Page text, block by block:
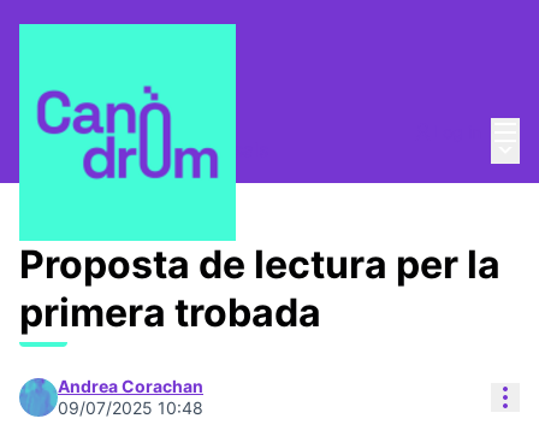
Club de lectura Proposals
Proposta de lectura per la
primera trobada
Andrea Corachan
09/07/2025 10:48